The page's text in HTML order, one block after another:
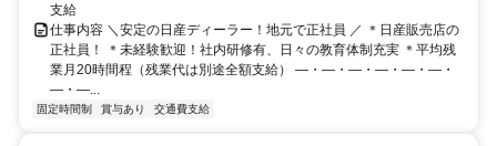
支給
仕事内容 ＼安定の日産ディーラー！地元で正社員 ／ ＊日産販売店の
正社員！ ＊未経験歓迎！社内研修有、日々の教育体制充実 ＊平均残
業月20時間程（残業代は別途全額支給） ―・―・―・―・―・―・
―・―...
固定時間制 賞与あり 交通費支給